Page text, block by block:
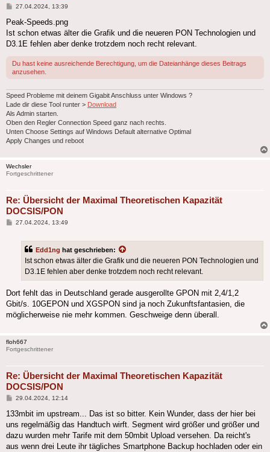
Beitrag
27.04.2024, 13:39
Peak-Speeds.png
Ist schon etwas älter die Grafik und die neueren PON Technologien und
D3.1E fehlen aber denke trotzdem noch recht relevant.
Du hast keine ausreichende Berechtigung, um die Dateianhänge dieses Beitrags
anzusehen.
Speed Probleme mit deinem Gigabit Anschluss unter Windows ?
Lade dir diese Tool runter > Download
Als Admin starten.
Oben den Regler Connection Speed ganz nach rechts.
Unten Choose Settings auf Windows Default alternative Optimal
Apply Changes und reboot
Wechsler
Fortgeschrittener
Re: Übersicht der Maximal Theoretischen Kapazität
DOCSIS/PON
Beitrag
27.04.2024, 13:49
Edd1ng hat geschrieben:
Ist schon etwas älter die Grafik und die neueren PON Technologien und
D3.1E fehlen aber denke trotzdem noch recht relevant.
Dort fehlt das in Deutschland gerade ausgerollte GPON mit 2,4/1,2
Gbit/s. 10GEPON und XGSPON sind ja noch Zukunftsfantasien, die
möglicherweise nie mehr kommen. Geschweige denn überall.
floh667
Fortgeschrittener
Re: Übersicht der Maximal Theoretischen Kapazität
DOCSIS/PON
Beitrag
29.04.2024, 12:14
133mbit im upstream... Das ist so bitter. Kein Wunder, dass der hier bei
uns regelmäßig das Handtuch wirft. Segment wird größer und größer und
dazu wurden mehr Tarife mit dem 50mbit Upload versehen. Da reicht's
aus wenn drei Leute ihr tägliches Smartphone Backup hochladen oder ein